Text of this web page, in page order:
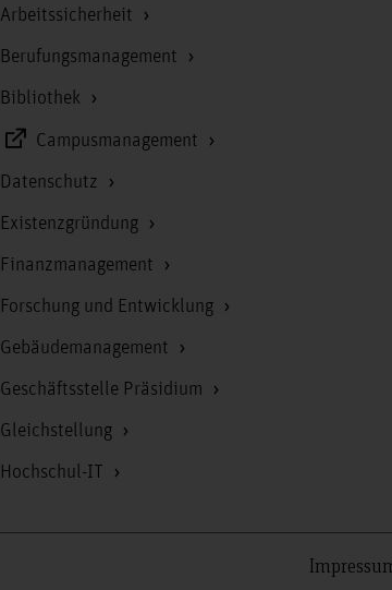
Arbeitssicherheit
Berufungsmanagement
Bibliothek
Campusmanagement
Datenschutz
Existenzgründung
Finanzmanagement
Forschung und Entwicklung
Gebäudemanagement
Geschäftsstelle Präsidium
Gleichstellung
Hochschul-IT